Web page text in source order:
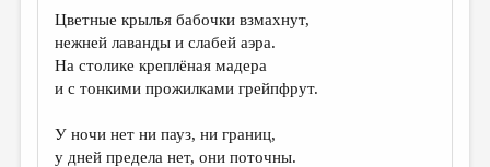
ИЗБРАННОЕ
ДАЙДЖЕСТ
ПЕРЕВОДЫ
Цветные крылья бабочки взмахнут,
нежней лаванды и слабей аэра.
На столике креплёная мадера
и с тонкими прожилками грейпфрут.
У ночи нет ни пауз, ни границ,
у дней предела нет, они поточны.